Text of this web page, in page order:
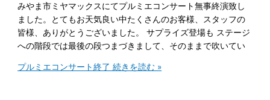
みやま市ミヤマックスにてプルミエコンサート無事終演致し
ました。とてもお天気良い中たくさんのお客様、スタッフの
皆様、ありがとうございました。 サプライズ登場も ステージ
への階段では最後の段つまづきまして、そのままで吹いてい
プルミエコンサート終了 続きを読む »